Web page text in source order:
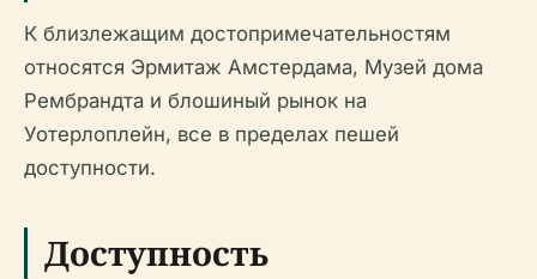
К близлежащим достопримечательностям
относятся Эрмитаж Амстердама, Музей дома
Рембрандта и блошиный рынок на
Уотерлоплейн, все в пределах пешей
доступности.
Доступность